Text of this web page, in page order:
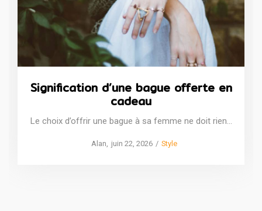
Signification d’une bague offerte en
cadeau
Le choix d’offrir une bague à sa femme ne doit rien…
byAlan
Posted
juin 22, 2026
Posted
Style